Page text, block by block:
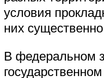
условия
них
В федеральном